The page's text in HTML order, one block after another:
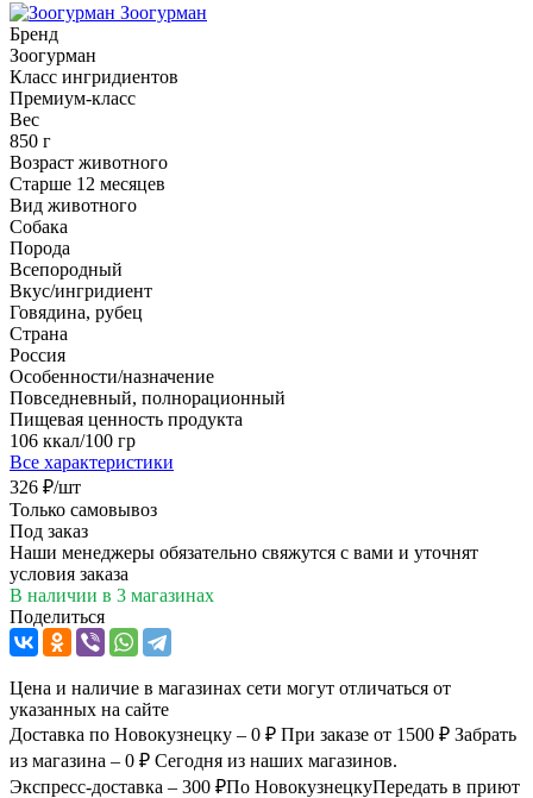
Зоогурман
Бренд
Зоогурман
Класс ингридиентов
Премиум-класс
Вес
850 г
Возраст животного
Старше 12 месяцев
Вид животного
Собака
Порода
Всепородный
Вкус/ингридиент
Говядина, рубец
Страна
Россия
Особенности/назначение
Повседневный, полнорационный
Пищевая ценность продукта
106 ккал/100 гр
Все характеристики
326 ₽/шт
Только самовывоз
Под заказ
Наши менеджеры обязательно свяжутся с вами и уточнят
условия заказа
В наличии в 3 магазинах
Поделиться
Цена и наличие в магазинах сети могут отличаться от
указанных на сайте
Доставка по Новокузнецку – 0 ₽ При заказе от 1500 ₽ Забрать
из магазина – 0 ₽ Сегодня из наших магазинов.
Экспресс-доставка – 300 ₽По НовокузнецкуПередать в приют